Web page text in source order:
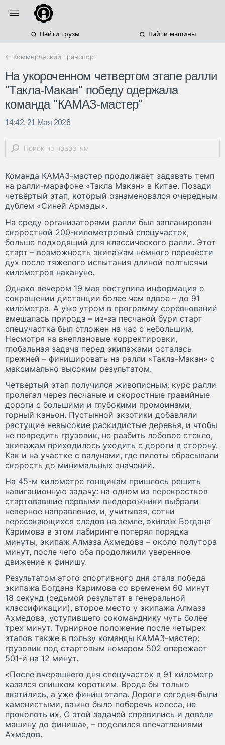
Найти грузы Найти машины
← Коммерческий транспорт
На укороченном четвертом этапе ралли
"Такла-Макан" победу одержала
команда "КАМАЗ-мастер"
14:42, 21 Мая 2026
Команда КАМАЗ-мастер продолжает задавать темп
на ралли-марафоне «Такла Макан» в Китае. Позади
четвёртый этап, который ознаменовался очередным
дублем «Синей Армады».
На среду организаторами ралли был запланирован
скоростной 200-километровый спецучасток,
больше подходящий для классического ралли. Этот
старт – возможность экипажам немного перевести
дух после тяжелого испытания длиной полтысячи
километров накануне.
Однако вечером 19 мая поступила информация о
сокращении дистанции более чем вдвое – до 91
километра. А уже утром в программу соревнований
вмешалась природа – из-за песчаной бури старт
спецучастка был отложен на час с небольшим.
Несмотря на внеплановые корректировки,
глобальная задача перед экипажами осталась
прежней – финишировать на ралли «Такла-Макан» с
максимально высоким результатом.
Четвертый этап получился живописным: курс ралли
пролегал через песчаные и скоростные гравийные
дороги с большими и глубокими промоинами,
горный каньон. Пустынной экзотики добавляли
растущие невысокие раскидистые деревья, и чтобы
не повредить грузовик, не разбить лобовое стекло,
экипажам приходилось уходить с дороги в сторону.
Как и на участке с валунами, где пилоты сбрасывали
скорость до минимальных значений.
На 45-м километре гонщикам пришлось решить
навигационную задачу: на одном из перекрестков
стартовавшие первыми внедорожники выбрали
неверное направление, и, учитывая, сотни
пересекающихся следов на земле, экипаж Богдана
Каримова в этом лабиринте потерял порядка
минуты, экипаж Алмаза Ахмедова – около полутора
минут, после чего оба продолжили уверенное
движение к финишу.
Результатом этого спортивного дня стала победа
экипажа Богдана Каримова со временем 60 минут
18 секунд (седьмой результат в генеральной
классификации), второе место у экипажа Алмаза
Ахмедова, уступившего сокоманднику чуть более
трех минут. Турнирное положение после четырех
этапов также в пользу команды КАМАЗ-мастер:
грузовик под стартовым номером 502 опережает
501-й на 12 минут.
«После вчерашнего дня спецучасток в 91 километр
казался слишком коротким. Вроде бы только
вкатились, а уже финиш этапа. Дороги сегодня были
каменистыми, важно было поберечь колеса, не
проколоть их. С этой задачей справились и довели
машину до финиша», – поделился впечатлениями
Ахмедов.